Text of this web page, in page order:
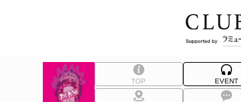
TOP EVENT